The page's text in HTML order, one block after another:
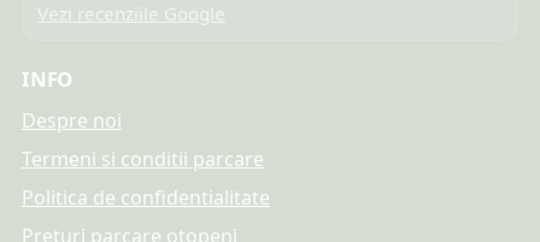
Vezi recenziile Google
INFO
Despre noi
Termeni si conditii parcare
Politica de confidentialitate
Prețuri parcare otopeni